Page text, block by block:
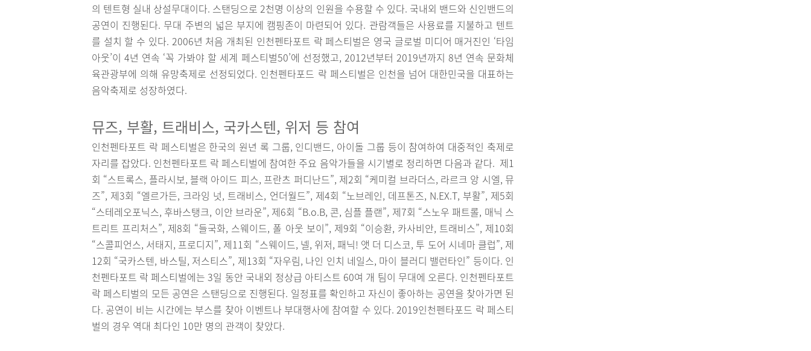
의 텐트형 실내 상설무대이다. 스탠딩으로 2천명 이상의 인원을 수용할 수 있다. 국내외 밴드와 신인밴드의
공연이 진행된다. 무대 주변의 넓은 부지에 캠핑존이 마련되어 있다. 관람객들은 사용료를 지불하고 텐트
를 설치 할 수 있다. 2006년 처음 개최된 인천펜타포트 락 페스티벌은 영국 글로벌 미디어 매거진인 ‘타임
아웃’이 4년 연속 ‘꼭 가봐야 할 세계 페스티벌50’에 선정했고, 2012년부터 2019년까지 8년 연속 문화체
육관광부에 의해 유망축제로 선정되었다. 인천펜타포드 락 페스티벌은 인천을 넘어 대한민국을 대표하는
음악축제로 성장하였다.
뮤즈, 부활, 트래비스, 국카스텐, 위저 등 참여
인천펜타포트 락 페스티벌은 한국의 원년 록 그룹, 인디밴드, 아이돌 그룹 등이 참여하여 대중적인 축제로
자리를 잡았다. 인천펜타포트 락 페스티벌에 참여한 주요 음악가들을 시기별로 정리하면 다음과 같다. 제1
회 “스트록스, 플라시보, 블랙 아이드 피스, 프란츠 퍼디난드”, 제2회 “케미컬 브라더스, 라르크 앙 시엘, 뮤
즈”, 제3회 “엘르가든, 크라잉 넛, 트래비스, 언더월드”, 제4회 “노브레인, 데프톤즈, N.EX.T, 부활”, 제5회
“스테레오포닉스, 후바스탱크, 이안 브라운”, 제6회 “B.o.B, 콘, 심플 플랜”, 제7회 “스노우 패트롤, 매닉 스
트리트 프리처스”, 제8회 “들국화, 스웨이드, 폴 아웃 보이”, 제9회 “이승환, 카사비안, 트래비스”, 제10회
“스콜피언스, 서태지, 프로디지”, 제11회 “스웨이드, 넬, 위저, 패닉! 앳 더 디스코, 투 도어 시네마 클럽”, 제
12회 “국카스텐, 바스틸, 저스티스”, 제13회 “자우림, 나인 인치 네일스, 마이 블러디 밸런타인” 등이다. 인
천펜타포트 락 페스티벌에는 3일 동안 국내외 정상급 아티스트 60여 개 팀이 무대에 오른다. 인천펜타포트
락 페스티벌의 모든 공연은 스탠딩으로 진행된다. 일정표를 확인하고 자신이 좋아하는 공연을 찾아가면 된
다. 공연이 비는 시간에는 부스를 찾아 이벤트나 부대행사에 참여할 수 있다. 2019인천펜타포드 락 페스티
벌의 경우 역대 최다인 10만 명의 관객이 찾았다.